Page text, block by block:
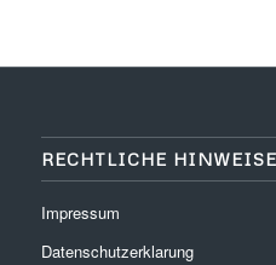
RECHTLICHE HINWEISE
Impressum
Datenschutzerklarung